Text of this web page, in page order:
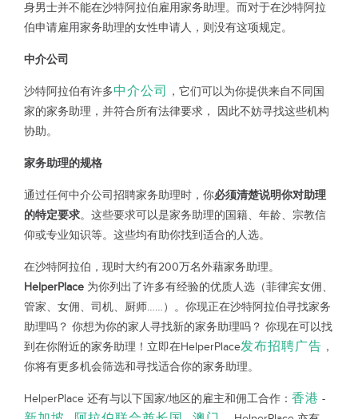
身男士并不能在沙特阿拉伯雇用家务助理。而对于在沙特阿拉
伯申请雇用家务助理的女性申请人，则没有这项规定。
中介公司
沙特阿拉伯有许多中介公司
，它们可以为你提供来自不同国
家的家务助理，并符合所有法律要求， 因此不妨寻找这些机构
协助。
家务助理的规格
通过任何中介公司招聘家务助理时，你必须清楚说明你对助理
的特定要求。这些要求可以是家务助理的国籍、年龄、宗教信
仰或专业知识等。这些均有助你找到适合的人选。
在沙特阿拉伯，现时大约有200万名外藉家务助理。
HelperPlace 为你列出了许多有经验的优质人选（菲律宾女佣、
管家、女佣、司机、厨师……）。你现正在沙特阿拉伯寻找家务
助理吗？ 你想为你的家人寻找新的家务助理吗？ 你现在可以找
到在你附近的家务助理！立即在HelperPlace发布招聘广告 ，
你将有更多机会筛选和寻找适合你的家务助理。
HelperPlace 还有与以下国家/地区的雇主和佣工合作： 香港 -